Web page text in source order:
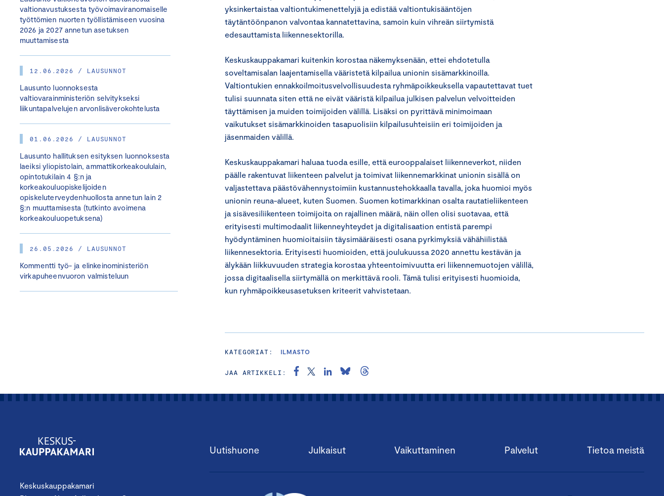
valtionavustuksesta työvoimaviranomaiselle
työttömien nuorten työllistämiseen vuosina
2026 ja 2027 annetun asetuksen
muuttamisesta
12.06.2026 / LAUSUNNOT
Lausunto luonnoksesta
valtiovarainministeriön selvitykseksi
liikuntapalvelujen arvonlisäverokohtelusta
01.06.2026 / LAUSUNNOT
Lausunto hallituksen esityksen luonnoksesta
laeiksi yliopistolain, ammattikorkeakoululain,
opintotukilain 4 §:n ja
korkeakouluopiskelijoiden
opiskeluterveydenhuollosta annetun lain 2
§:n muuttamisesta (tutkinto avoimena
korkeakouluopetuksena)
26.05.2026 / LAUSUNNOT
Kommentti työ- ja elinkeinoministeriön
virkapuheenvuoron valmisteluun
yksinkertaistaa valtiontukimenettelyjä ja edistää valtiontukisääntöjen
täytäntöönpanon valvontaa kannatettavina, samoin kuin vihreän siirtymistä
edesauttamista liikennesektorilla.
Keskuskauppakamari kuitenkin korostaa näkemyksenään, ettei ehdotetulla
soveltamisalan laajentamisella vääristetä kilpailua unionin sisämarkkinoilla.
Valtiontukien ennakkoilmoitusvelvollisuudesta ryhmäpoikkeuksella vapautettavat tuet
tulisi suunnata siten että ne eivät vääristä kilpailua julkisen palvelun velvoitteiden
täyttämisen ja muiden toimijoiden välillä. Lisäksi on pyrittävä minimoimaan
vaikutukset sisämarkkinoiden tasapuolisiin kilpailusuhteisiin eri toimijoiden ja
jäsenmaiden välillä.
Keskuskauppakamari haluaa tuoda esille, että eurooppalaiset liikenneverkot, niiden
päälle rakentuvat liikenteen palvelut ja toimivat liikennemarkkinat unionin sisällä on
valjastettava päästövähennystoimiin kustannustehokkaalla tavalla, joka huomioi myös
unionin reuna-alueet, kuten Suomen. Suomen kotimarkkinan osalta rautatieliikenteen
ja sisävesiliikenteen toimijoita on rajallinen määrä, näin ollen olisi suotavaa, että
erityisesti multimodaalit liikenneyhteydet ja digitalisaation entistä parempi
hyödyntäminen huomioitaisiin täysimääräisesti osana pyrkimyksiä vähähiilistää
liikennesektoria. Erityisesti huomioiden, että joulukuussa 2020 annettu kestävän ja
älykään liikkuvuuden strategia korostaa yhteentoimivuutta eri liikennemuotojen välillä,
jossa digitaalisella siirtymällä on merkittävä rooli. Tämä tulisi erityisesti huomioida,
kun ryhmäpoikkeusasetuksen kriteerit vahvistetaan.
KATEGORIAT: ILMASTO
JAA ARTIKKELI:
Keskuskauppakamari
Uutishuone Julkaisut Vaikuttaminen Palvelut Tietoa meistä